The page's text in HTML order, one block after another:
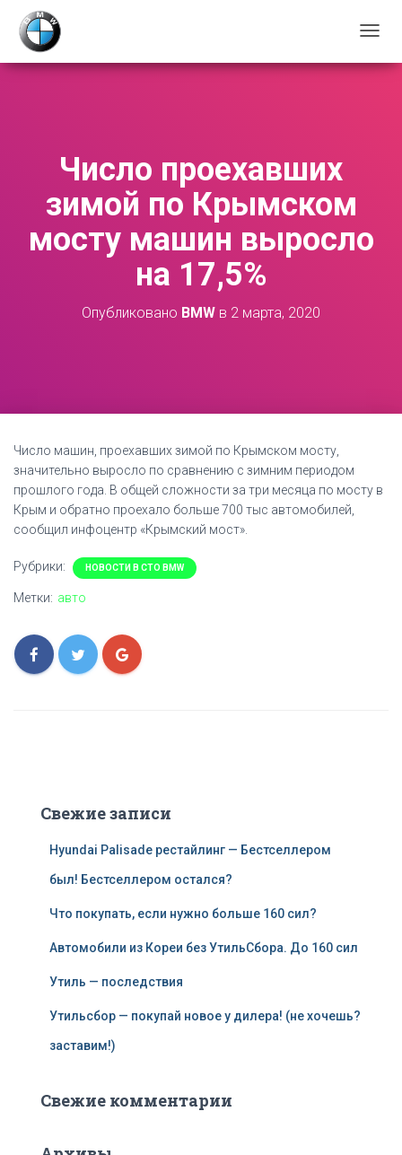
Е
Н
А
Число проехавших
зимой по Крымском
мосту машин выросло
на 17,5%
Опубликовано BMW в 2 марта, 2020
Число машин, проехавших зимой по Крымском мосту,
значительно выросло по сравнению с зимним периодом
прошлого года. В общей сложности за три месяца по мосту в
Крым и обратно проехало больше 700 тыс автомобилей,
сообщил инфоцентр «Крымский мост».
Рубрики: НОВОСТИ В СТО BMW
Метки: авто
Свежие записи
Hyundai Palisade рестайлинг — Бестселлером
был! Бестселлером остался?
Что покупать, если нужно больше 160 сил?
Автомобили из Кореи без УтильСбора. До 160 сил
Утиль — последствия
Утильсбор — покупай новое у дилера! (не хочешь?
заставим!)
Свежие комментарии